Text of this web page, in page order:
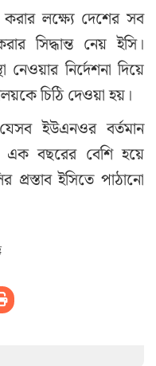
করার লক্ষ্যে দেশের সব
সিদ্ধান্ত নেয় ইসি।
নির্দেশনা দিয়ে
চিঠি দেওয়া হয়।
ইউএনওর বর্তমান
এক বছরের বেশি হয়ে
ইসিতে পাঠানো